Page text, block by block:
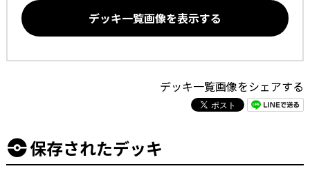
デッキ一覧画像を表示する
デッキ一覧画像をシェアする
保存されたデッキ